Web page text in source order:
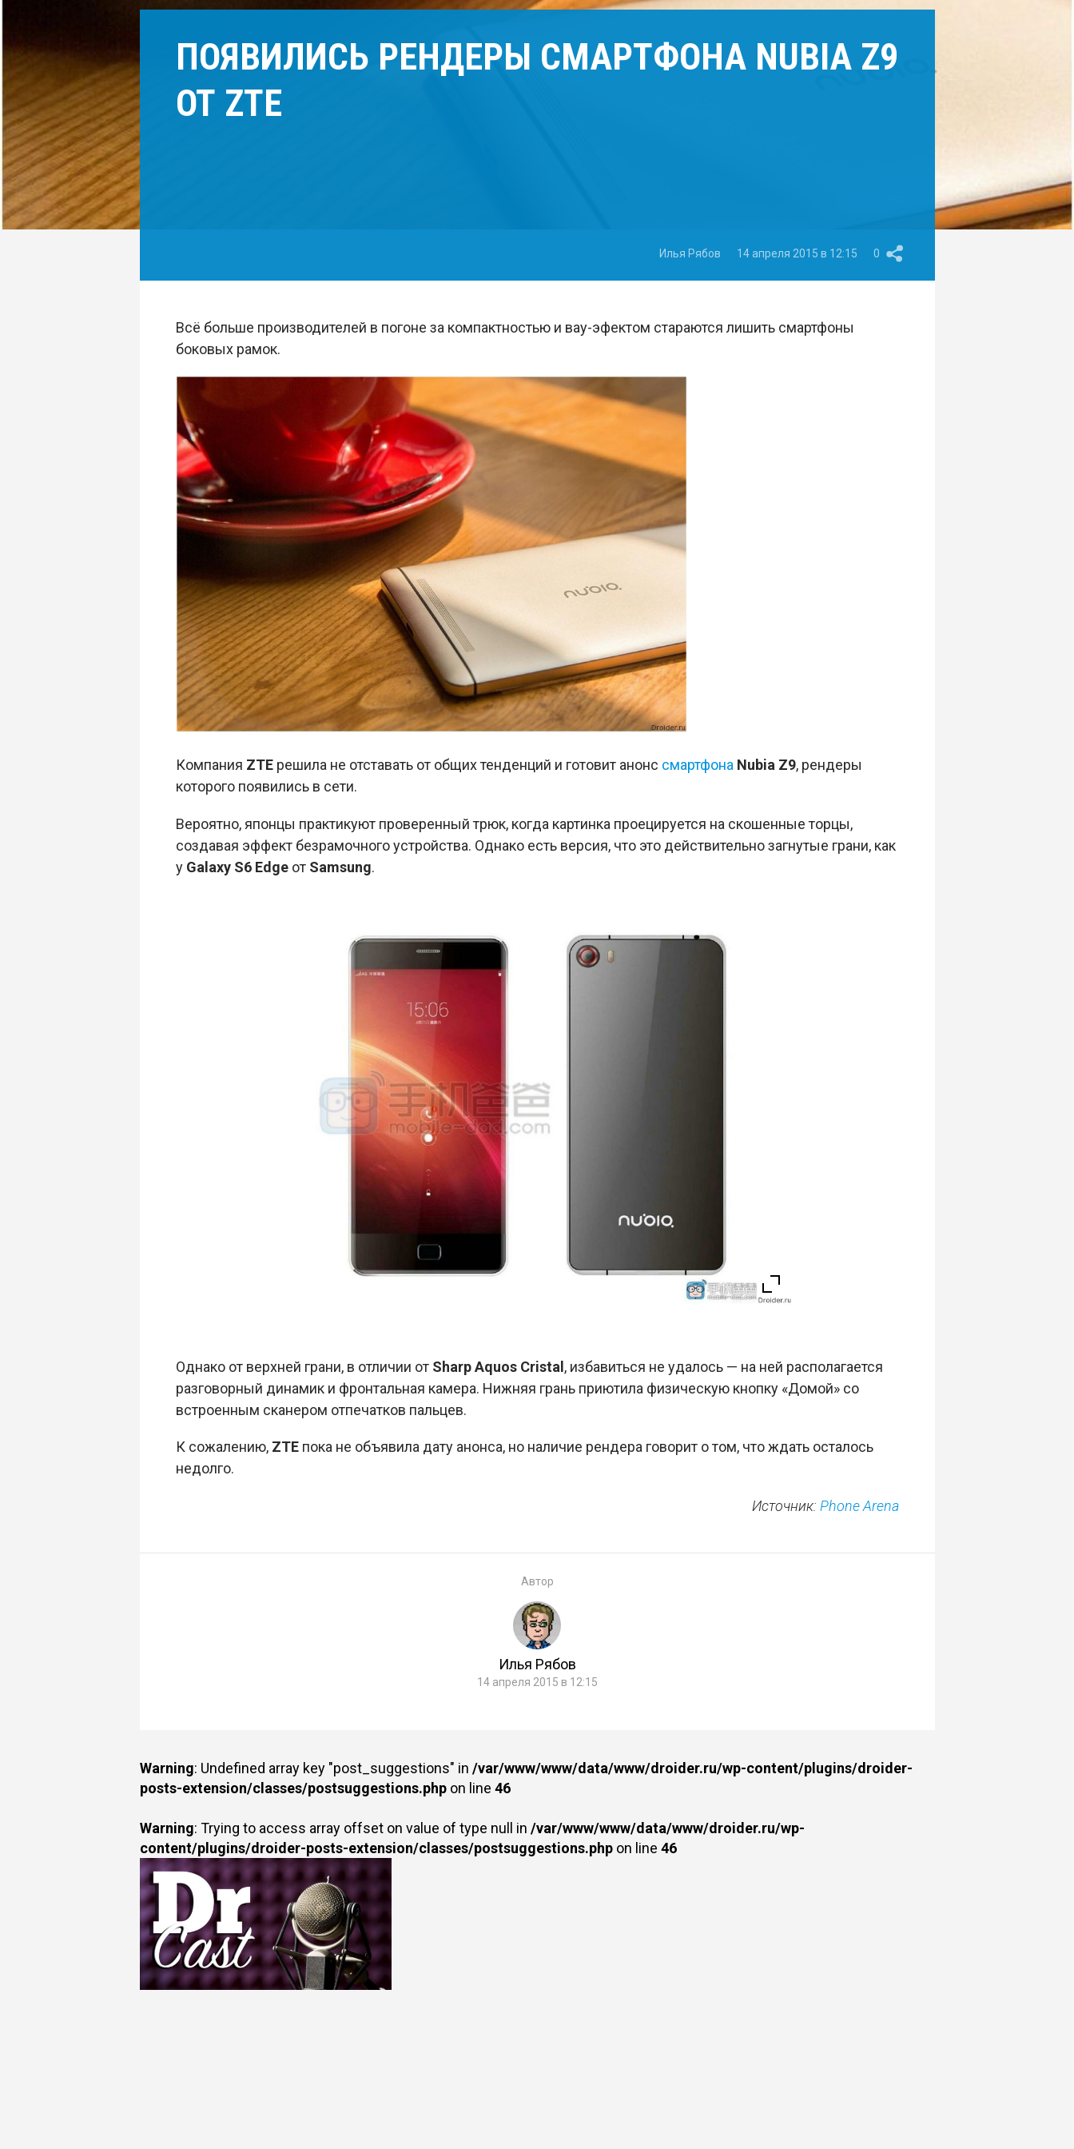
ПОЯВИЛИСЬ РЕНДЕРЫ СМАРТФОНА NUBIA Z9
ОТ ZTE
Илья Рябов 14 апреля 2015 в 12:15 0
Всё больше производителей в погоне за компактностью и вау-эфектом стараются лишить смартфоны
боковых рамок.
Компания ZTEрешила не отставать от общих тенденций и готовит анонс смартфона Nubia Z9, рендеры
которого появились в сети.
Вероятно, японцы практикуют проверенный трюк, когда картинка проецируется на скошенные торцы,
создавая эффект безрамочного устройства. Однако есть версия, что это действительно загнутые грани, как
уGalaxy S6 Edgeот Samsung.
Однако от верхней грани, в отличии от Sharp Aquos Cristal, избавиться не удалось — на ней располагается
разговорный динамик и фронтальная камера. Нижняя грань приютила физическую кнопку «Домой» со
встроенным сканером отпечатков пальцев.
К сожалению, ZTEпока не объявила дату анонса, но наличие рендера говорит о том, что ждать осталось
недолго.
Источник: Phone Arena
Автор
Илья Рябов
14 апреля 2015 в 12:15
Warning: Undefined array key "post_suggestions" in /var/www/www/data/www/droider.ru/wp-content/plugins/droider-
posts-extension/classes/postsuggestions.phpon line 46
Warning: Trying to access array offset on value of type null in /var/www/www/data/www/droider.ru/wp-
content/plugins/droider-posts-extension/classes/postsuggestions.phpon line 46